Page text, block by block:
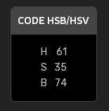
CODE HSB/HSV
H
61
S
35
B
74